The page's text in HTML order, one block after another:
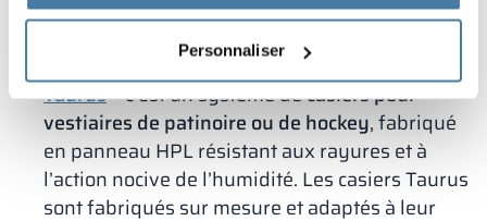
Personnaliser
Taurus– c’est un système decasiers pour
vestiaires de patinoire ou de hockey, fabriqué
en panneau HPL résistant aux rayures et à
l’action nocive de l’humidité. Les casiers Taurus
sont fabriqués sur mesure et adaptés à leur